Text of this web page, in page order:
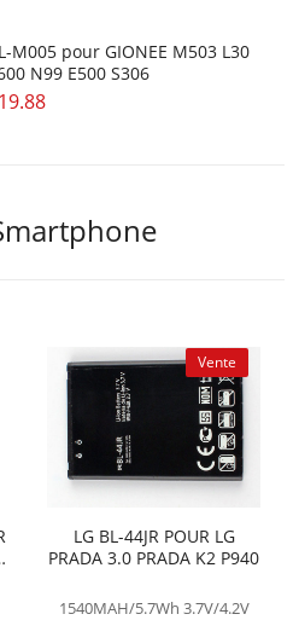
M005 pour GIONEE M503 L30
N99 E500 S306
Vente
LG BL-44JR POUR LG
PRADA 3.0 PRADA K2 P940
1540MAH/5.7Wh 3.7V/4.2V